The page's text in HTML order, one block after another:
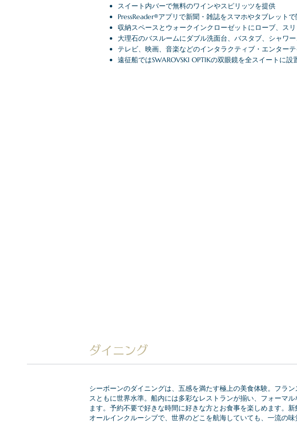
スイート内バーで無料のワインやスピリッツを提供
PressReader®アプリで新聞・雑誌をスマホやタブレット
収納スペースとウォークインクローゼットにローブ、ス
大理石のバスルームにダブル洗面台、バスタブ、シャワ
テレビ、映画、音楽などのインタラクティブ・エンターテ
遠征船ではSWAROVSKI OPTIKの双眼鏡を全スイートに設
ダイニング
シーボーンのダイニングは、五感を満たす極上の美食体験。フラ
スともに世界水準。船内には多彩なレストランが揃い、フォーマ
ます。予約不要で好きな時間に好きな方とお食事を楽しめます。
オールインクルーシブで、世界のどこを航海していても、一流の